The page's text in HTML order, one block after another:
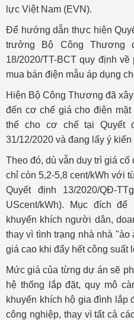
lực Việt Nam (EVN).
Để hướng dẫn thực hiện
trưởng Bộ Công Thương
18/2020/TT-BCT quy định
mua bán điện mẫu áp dụng
Hiện Bộ Công Thương đã
đến cơ chế giá cho điện
thế cho cơ chế tại Quyết
31/12/2020 và đang lấy ý
Theo đó, dù vẫn duy trì giá
chỉ còn 5,2-5,8 cent/kWh với
Quyết định 13/2020/QĐ-
UScent/kWh). Mục đích
khuyến khích người dân,
thay vì tình trạng nhà nhà
giá cao khi đẩy hết công suất
Mức giá của từng dự án sẽ
hệ thống lắp đặt, quy mô
khuyến khích hộ gia đình lắp
công nghiệp, thay vì tất cả